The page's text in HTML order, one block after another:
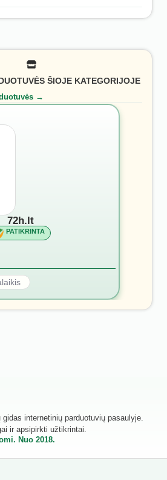
ŠIOJE KATEGORIJOJE
→
72h.lt
PATIKRINTA
internetinių parduotuvių pasaulyje.
ir apsipirkti užtikrintai.
Nuo 2018.